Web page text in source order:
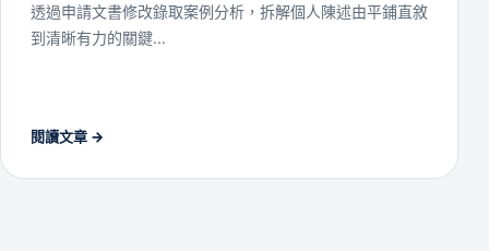
透過申請文書修改錄取案例分析，拆解個人陳述由平鋪直敘
到清晰有力的關鍵...
閱讀文章 →